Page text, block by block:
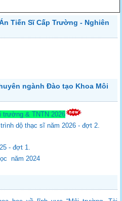
Tiến Sĩ Cấp Trường - Nghiên
ngành Đào tạo Khoa Môi
trường & TNTN 2026
dộ thạc sĩ năm 2026 - đợt 2.
- đợt 1.
năm 2024